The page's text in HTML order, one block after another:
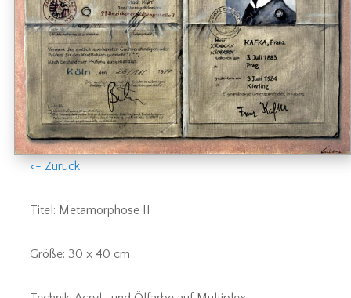
<- Zurück
Titel: Metamorphose II
Größe: 30 x 40 cm